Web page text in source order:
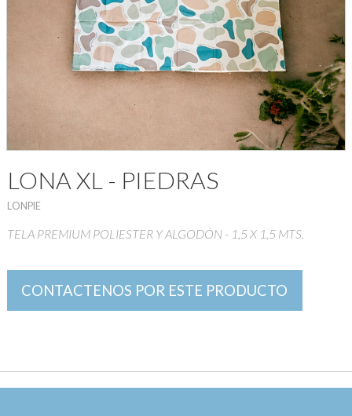
LONA XL - PIEDRAS
LONPIE
TELA PREMIUM POLIESTER Y ALGODÓN - 1,5 X 1,5 MTS.
CONTACTENOS POR ESTE PRODUCTO